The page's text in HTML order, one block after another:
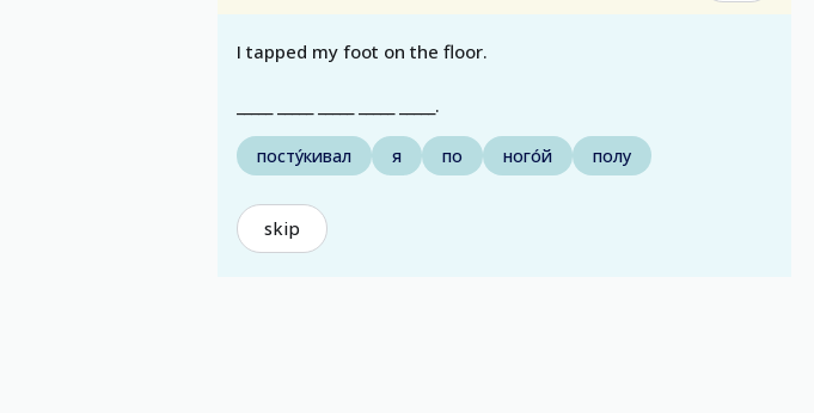
I tapped my foot on the floor.
_____ _____ _____ _____ _____.
посту́кивал я по ного́й полу
skip